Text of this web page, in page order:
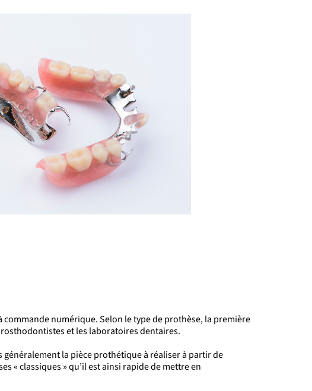
commande numérique. Selon le type de prothèse, la première
et les laboratoires dentaires.
la pièce prothétique à réaliser à partir de
« classiques » qu’il est ainsi rapide de mettre en